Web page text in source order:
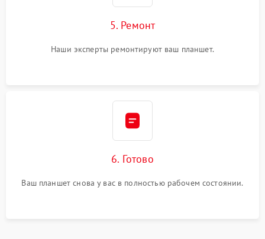
5. Ремонт
Наши эксперты ремонтируют ваш планшет.
6. Готово
Ваш планшет снова у вас в полностью рабочем состоянии.